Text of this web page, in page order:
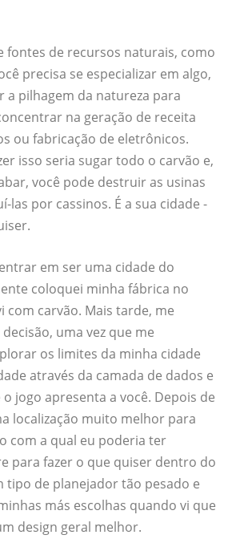
fontes de recursos naturais, como
precisa se especializar em algo,
a pilhagem da natureza para
na geração de receita
ou fabricação de eletrônicos.
isso seria sugar todo o carvão e,
você pode destruir as usinas
las por cassinos. É a sua cidade -
em ser uma cidade do
coloquei minha fábrica no
com carvão. Mais tarde, me
uma vez que me
os limites da minha cidade
através da camada de dados e
jogo apresenta a você. Depois de
localização muito melhor para
com a qual eu poderia ter
para fazer o que quiser dentro do
tipo de planejador tão pesado e
más escolhas quando vi que
design geral melhor.